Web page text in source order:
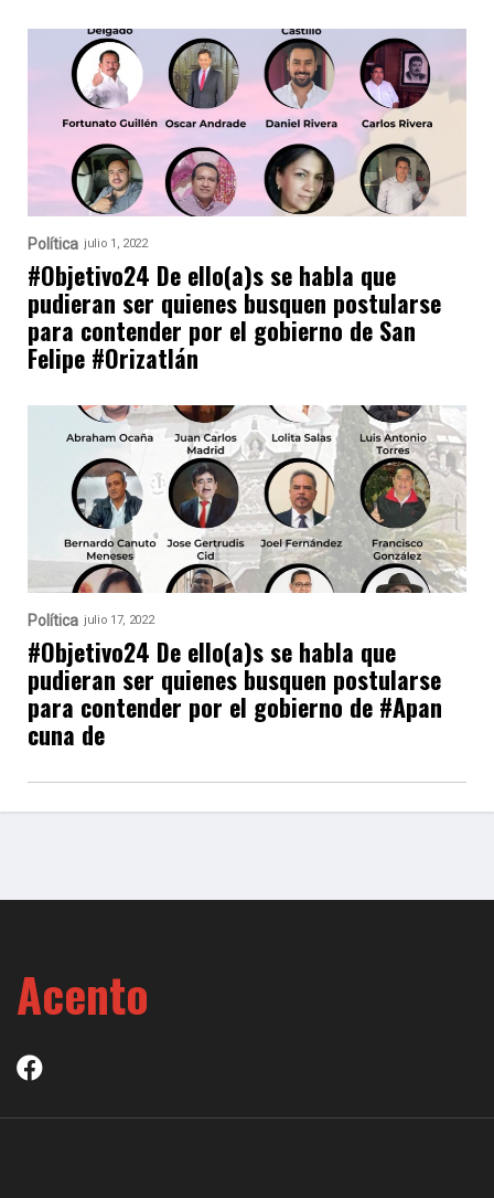
Política julio 1, 2022
#Objetivo24 De ello(a)s se habla que
pudieran ser quienes busquen postularse
para contender por el gobierno de San
Felipe #Orizatlán
Política julio 17, 2022
#Objetivo24 De ello(a)s se habla que
pudieran ser quienes busquen postularse
para contender por el gobierno de #Apan
cuna de
Acento